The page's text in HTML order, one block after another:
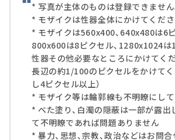
* 写真が主体のものは登録できません
* モザイクは性器全体にかけてくださ
* モザイクは560x400、640x480は6ピ
800x600は8ピクセル、1280x1024は
性器その他必要なところにかけてくだ
長辺の約1/100のピクセルをかけてく
し4ピクセル以上）
* モザイク等は輪郭線も不明瞭にして
* べた塗り、白濁の隠蔽は一部が露出
て不明瞭であれば問題ありません
* 暴力、思想、宗教、政治などはお問合